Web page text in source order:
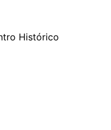
Histórico